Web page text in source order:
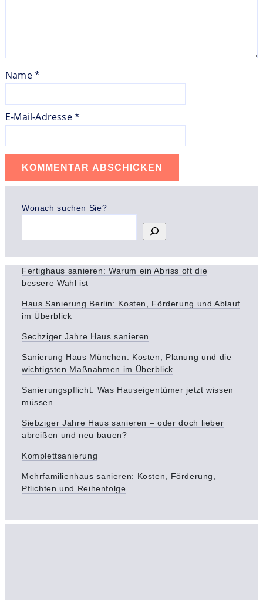
Name*
E-Mail-Adresse*
Wonach suchen Sie?
Fertighaus sanieren: Warum ein Abriss oft die
bessere Wahl ist
Haus Sanierung Berlin: Kosten, Förderung und Ablauf
im Überblick
Sechziger Jahre Haus sanieren
Sanierung Haus München: Kosten, Planung und die
wichtigsten Maßnahmen im Überblick
Sanierungspflicht: Was Hauseigentümer jetzt wissen
müssen
Siebziger Jahre Haus sanieren – oder doch lieber
abreißen und neu bauen?
Komplettsanierung
Mehrfamilienhaus sanieren: Kosten, Förderung,
Pflichten und Reihenfolge